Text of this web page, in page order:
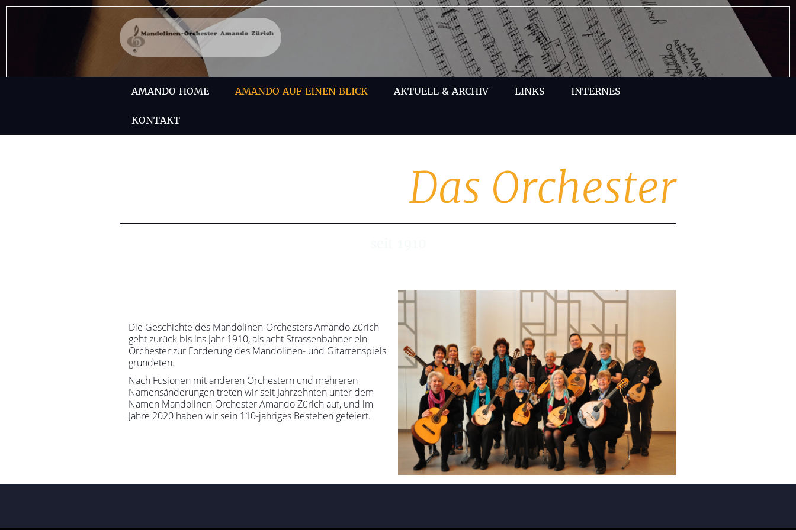
AMANDO HOME AMANDO AUF EINEN BLICK AKTUELL & ARCHIV LINKS INTERNES
KONTAKT
Das Orchester
Die Geschichte des Mandolinen-Orchesters Amando Zürich
geht zurück bis ins Jahr 1910, als acht Strassenbahner ein
Orchester zur Förderung des Mandolinen- und Gitarrenspiels
gründeten.
Nach Fusionen mit anderen Orchestern und mehreren
Namensänderungen treten wir seit Jahrzehnten unter dem
Namen Mandolinen-Orchester Amando Zürich auf, und im
Jahre 2020 habenwir sein 110-jähriges Bestehen gefeiert.